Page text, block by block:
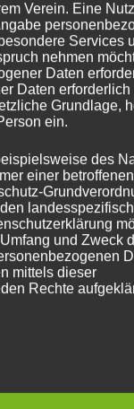
Verein. Eine
Services
nehmen
Daten
Daten erforderlich
Grundlage,
ein.
des
einer betroffenen
und Zweck
mittels dieser
Rechte
verarbeiteten
können